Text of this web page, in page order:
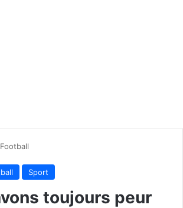
Football
Sport
toujours peur